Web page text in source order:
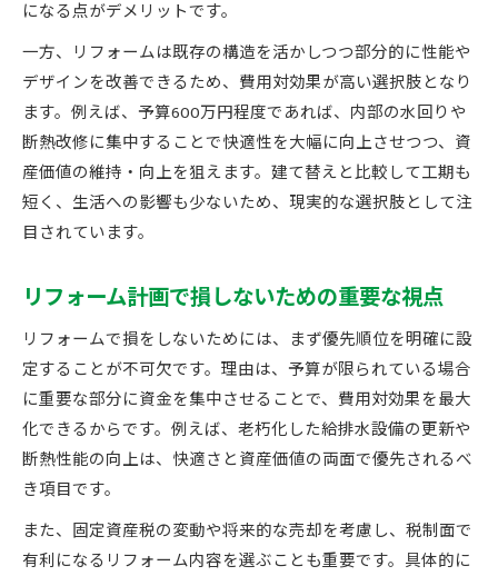
になる点がデメリットです。
一方、リフォームは既存の構造を活かしつつ部分的に性能や
デザインを改善できるため、費用対効果が高い選択肢となり
ます。例えば、予算600万円程度であれば、内部の水回りや
断熱改修に集中することで快適性を大幅に向上させつつ、資
産価値の維持・向上を狙えます。建て替えと比較して工期も
短く、生活への影響も少ないため、現実的な選択肢として注
目されています。
リフォーム計画で損しないための重要な視点
リフォームで損をしないためには、まず優先順位を明確に設
定することが不可欠です。理由は、予算が限られている場合
に重要な部分に資金を集中させることで、費用対効果を最大
化できるからです。例えば、老朽化した給排水設備の更新や
断熱性能の向上は、快適さと資産価値の両面で優先されるべ
き項目です。
また、固定資産税の変動や将来的な売却を考慮し、税制面で
有利になるリフォーム内容を選ぶことも重要です。具体的に